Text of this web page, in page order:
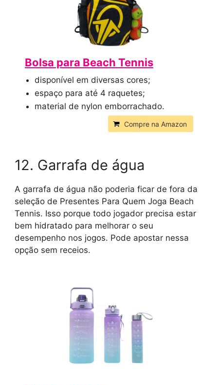
Bolsa para Beach Tennis
disponível em diversas cores;
espaço para até 4 raquetes;
material de nylon emborrachado.
Compre na Amazon
12. Garrafa de água
A garrafa de água não poderia ficar de fora da
seleção de Presentes Para Quem Joga Beach
Tennis. Isso porque todo jogador precisa estar
bem hidratado para melhorar o seu
desempenho nos jogos. Pode apostar nessa
opção sem receios.